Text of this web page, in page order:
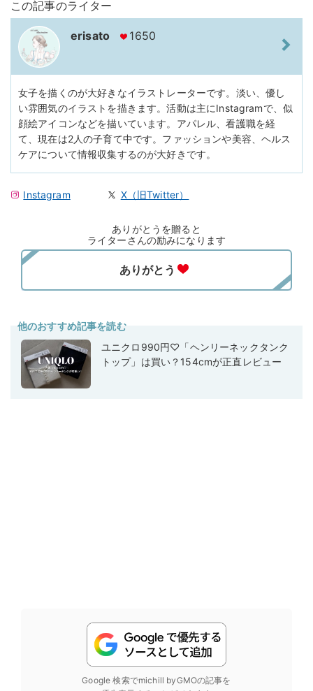
この記事のライター
erisato 1650
女子を描くのが大好きなイラストレーターです。淡い、優し
い雰囲気のイラストを描きます。活動は主にInstagramで、似
顔絵アイコンなどを描いています。アパレル、看護職を経
て、現在は2人の子育て中です。ファッションや美容、ヘルス
ケアについて情報収集するのが大好きです。
Instagram X（旧Twitter）
ありがとうを贈ると
ライターさんの励みになります
他のおすすめ記事を読む
ユニクロ990円♡「ヘンリーネックタンク
トップ」は買い？154cmが正直レビュー
Google 検索でmichill byGMOの記事を